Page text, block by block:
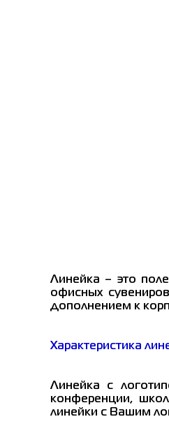
Линейка – это
офисных
дополнением к
Характеристика
Линейка с
конференции,
линейки с Вашим